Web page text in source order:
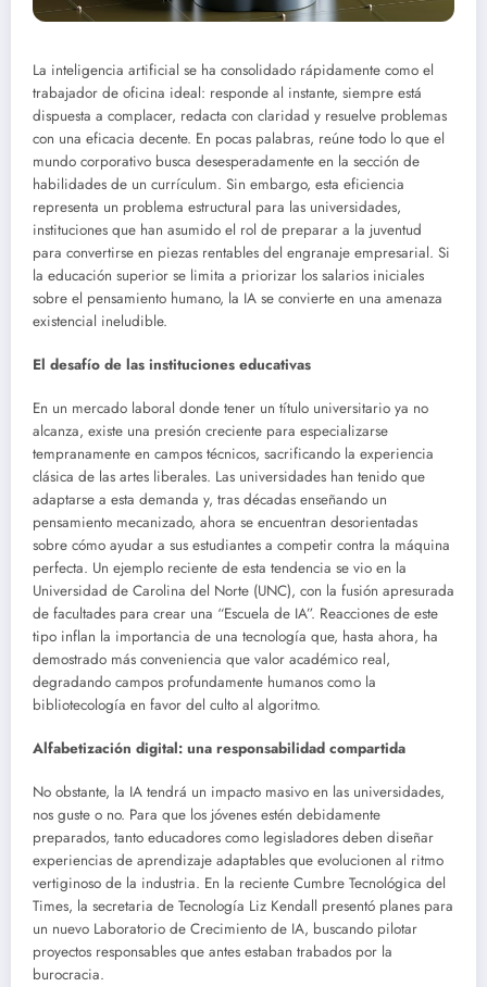
La inteligencia artificial se ha consolidado rápidamente como el
trabajador de oficina ideal: responde al instante, siempre está
dispuesta a complacer, redacta con claridad y resuelve problemas
con una eficacia decente. En pocas palabras, reúne todo lo que el
mundo corporativo busca desesperadamente en la sección de
habilidades de un currículum. Sin embargo, esta eficiencia
representa un problema estructural para las universidades,
instituciones que han asumido el rol de preparar a la juventud
para convertirse en piezas rentables del engranaje empresarial. Si
la educación superior se limita a priorizar los salarios iniciales
sobre el pensamiento humano, la IA se convierte en una amenaza
existencial ineludible.
El desafío de las instituciones educativas
En un mercado laboral donde tener un título universitario ya no
alcanza, existe una presión creciente para especializarse
tempranamente en campos técnicos, sacrificando la experiencia
clásica de las artes liberales. Las universidades han tenido que
adaptarse a esta demanda y, tras décadas enseñando un
pensamiento mecanizado, ahora se encuentran desorientadas
sobre cómo ayudar a sus estudiantes a competir contra la máquina
perfecta. Un ejemplo reciente de esta tendencia se vio en la
Universidad de Carolina del Norte (UNC), con la fusión apresurada
de facultades para crear una “Escuela de IA”. Reacciones de este
tipo inflan la importancia de una tecnología que, hasta ahora, ha
demostrado más conveniencia que valor académico real,
degradando campos profundamente humanos como la
bibliotecología en favor del culto al algoritmo.
Alfabetización digital: una responsabilidad compartida
No obstante, la IA tendrá un impacto masivo en las universidades,
nos guste o no. Para que los jóvenes estén debidamente
preparados, tanto educadores como legisladores deben diseñar
experiencias de aprendizaje adaptables que evolucionen al ritmo
vertiginoso de la industria. En la reciente Cumbre Tecnológica del
Times, la secretaria de Tecnología Liz Kendall presentó planes para
un nuevo Laboratorio de Crecimiento de IA, buscando pilotar
proyectos responsables que antes estaban trabados por la
burocracia.